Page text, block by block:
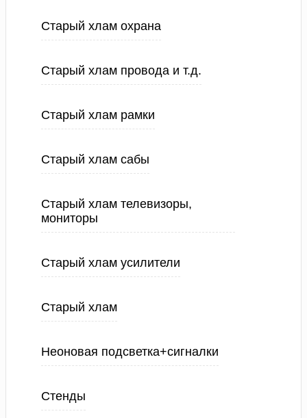
Старый хлам охрана
Старый хлам провода и т.д.
Старый хлам рамки
Старый хлам сабы
Старый хлам телевизоры,
мониторы
Старый хлам усилители
Старый хлам
Неоновая подсветка+сигналки
Стенды